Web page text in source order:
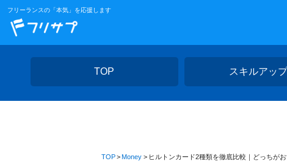
フリーランスの「本気」を応援します
TOP スキルアップ
TOP Money ヒルトンカード2種類を徹底比較｜どっちが